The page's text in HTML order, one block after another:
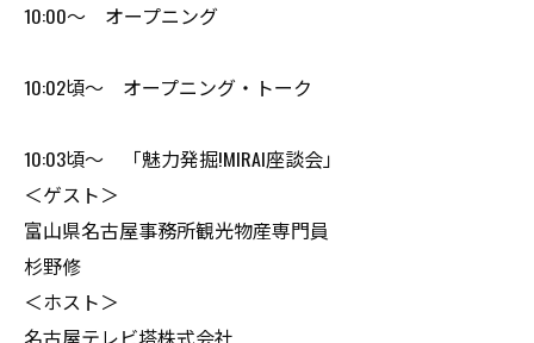
10:00～ オープニング
10:02頃～ オープニング・トーク
10:03頃～ 「魅力発掘!MIRAI座談会」
＜ゲスト＞
富山県名古屋事務所観光物産専門員
杉野修
＜ホスト＞
名古屋テレビ塔株式会社